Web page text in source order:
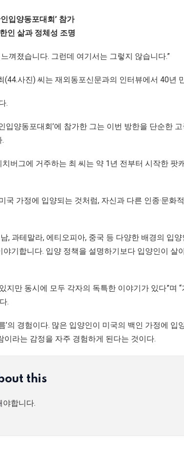
입양동포대회’ 참가
인 삶과 정체성 조명
껴졌습니다. 그런데 여기서는 그렇지 않습니다.”
(44.사진) 씨는 재외동포신문과의 인터뷰에서 40년
.
입양동포대회’에 참가한 그는 이번 방한을 단순한
버그에 거주하는 최 씨는 약 1년 전부터 시작한 팟
국 가정에 입양되는 것처럼, 자신과 다른 인종·문화
, 과테말라, 에티오피아, 중국 등 다양한 배경의 입
야기합니다. 입양 정책을 설명하기보다 입양인이 살
지만 동시에 모두 각자의 독특한 이야기가 있다”며
.
’의 경험이다. 많은 입양인이 미국의 백인 가정에
라는 감정을 자주 경험하게 된다는 것이다.
this
야합니다.